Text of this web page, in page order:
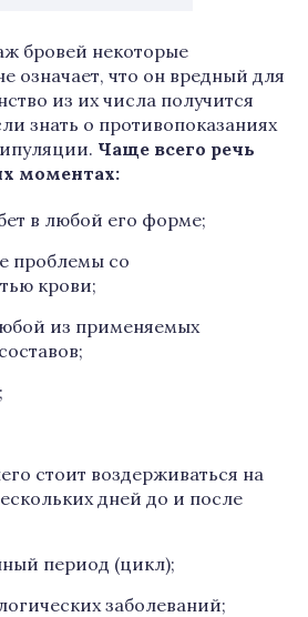
бровей некоторые
означает, что он вредный для
из их числа получится
знать о противопоказаниях
Чаще всего речь
моментах:
в любой его форме;
проблемы со
крови;
из применяемых
стоит воздерживаться на
дней до и после
период (цикл);
заболеваний;